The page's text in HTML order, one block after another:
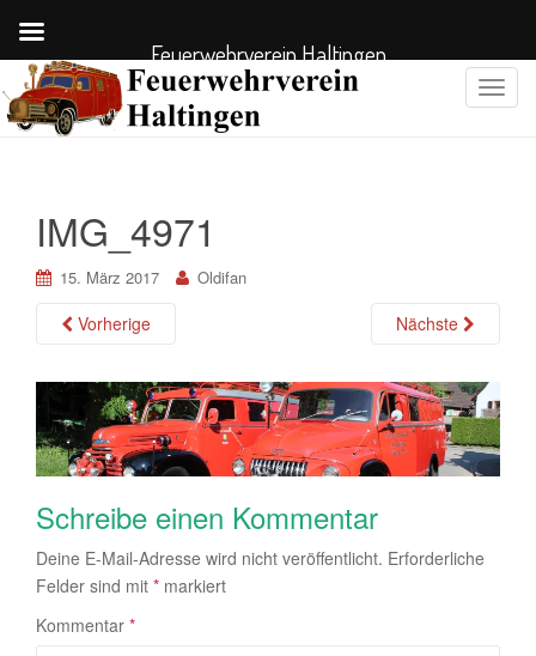
S
g
a
t
i
IMG_4971
15. März 2017 Oldifan
Vorherige Nächste
Schreibe einen Kommentar
Deine E-Mail-Adresse wird nicht veröffentlicht. Erforderliche
Felder sind mit * markiert
Kommentar *
Feuerwehrverein Haltingen